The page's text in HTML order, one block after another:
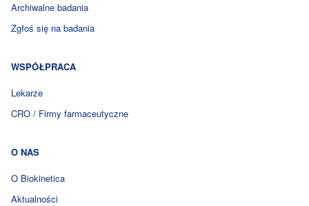
Archiwalne badania
Zgłoś się na badania
WSPÓŁPRACA
Lekarze
CRO / Firmy farmaceutyczne
O NAS
O Biokinetica
Aktualności